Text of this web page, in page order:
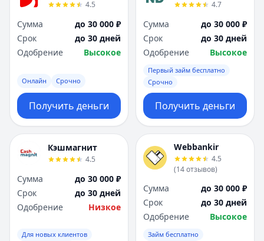
4.5
Сумма
до 30 000 ₽
Срок
до 30 дней
Одобрение
Высокое
Онлайн Срочно
Получить деньги
4.7
Сумма
до 30 000 ₽
Срок
до 30 дней
Одобрение
Высокое
Первый займ бесплатно
Срочно
Получить деньги
Кэшмагнит
4.5
Сумма
до 30 000 ₽
Срок
до 30 дней
Одобрение
Низкое
Для новых клиентов
Webbankir
4.5
(14отзывов)
Сумма
до 30 000 ₽
Срок
до 30 дней
Одобрение
Высокое
Займ бесплатно